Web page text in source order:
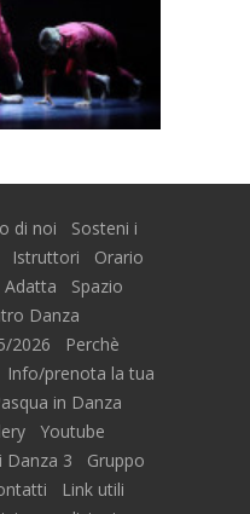
di noi
Sosteni i
Istruttori
Orario
Adatta
Spazio
Danza
2026
Perchè
Info/prenota la tua
in Danza
Youtube
Danza 3
Gruppo
Link utili